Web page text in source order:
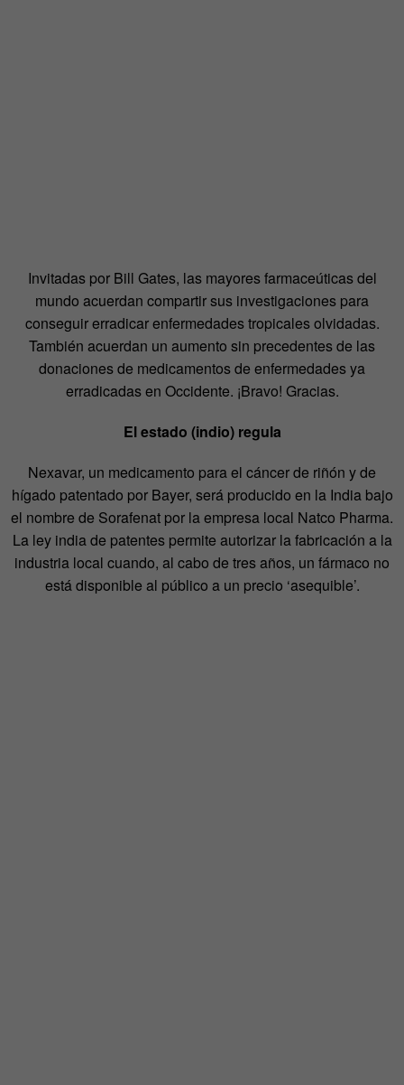
Invitadas por Bill Gates, las mayores farmaceúticas del
mundo acuerdan compartir sus investigaciones para
conseguir erradicar enfermedades tropicales olvidadas.
También acuerdan un aumento sin precedentes de las
donaciones de medicamentos de enfermedades ya
erradicadas en Occidente. ¡Bravo! Gracias.
El estado (indio) regula
Nexavar, un medicamento para el cáncer de riñón y de
hígado patentado por Bayer, será producido en la India bajo
el nombre de Sorafenat por la empresa local Natco Pharma.
La ley india de patentes permite autorizar la fabricación a la
industria local cuando, al cabo de tres años, un fármaco no
está disponible al público a un precio ‘asequible’.